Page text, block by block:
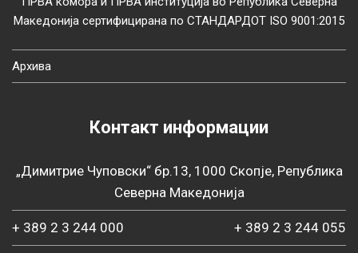
Македонија сертифицирана по СТАНДАРДОТ ISO 9001:2015
Архива
Контакт информации
„Димитрие Чуповски“ бр.13, 1000 Скопје, Република
Северна Македонија
+ 389 2 3 244 000 + 389 2 3 244 055